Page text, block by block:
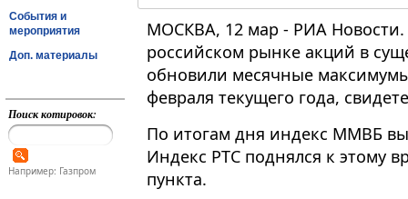
События и
мероприятия
Доп. материалы
Поиск котировок:
Например: Газпром
МОСКВА, 12 мар - РИА
российском рынке акций в
обновили месячные
февраля текущего года,
По итогам дня индекс ММВБ
Индекс РТС поднялся к этому
пункта.